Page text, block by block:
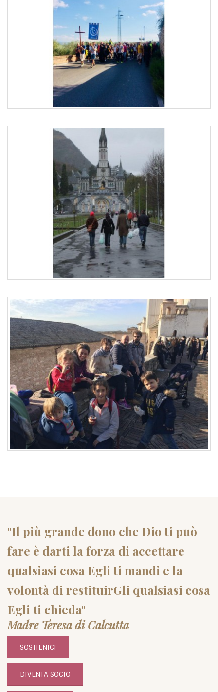
"Il più grande dono che Dio ti può
fare è darti la forza di accettare
qualsiasi cosa Egli ti mandi e la
volontà di restituirGli qualsiasi cosa
Egli ti chieda"
Madre Teresa di Calcutta
SOSTIENICI
DIVENTA SOCIO